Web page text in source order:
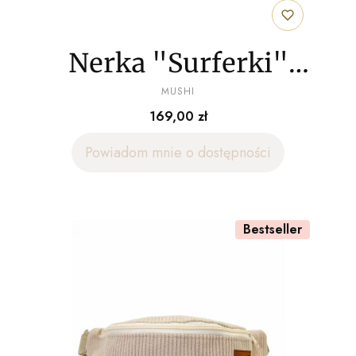
Nerka "Surferki"
welur
PRODUCENT
MUSHI
Cena
169,00 zł
Powiadom mnie o dostępności
Bestseller